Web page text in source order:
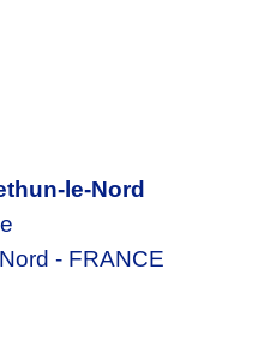
le-Nord
- FRANCE